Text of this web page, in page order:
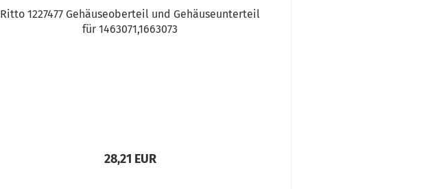
Ritto 1227477 Gehäuseoberteil und Gehäuseunterteil
für 1463071,1663073
28,21 EUR